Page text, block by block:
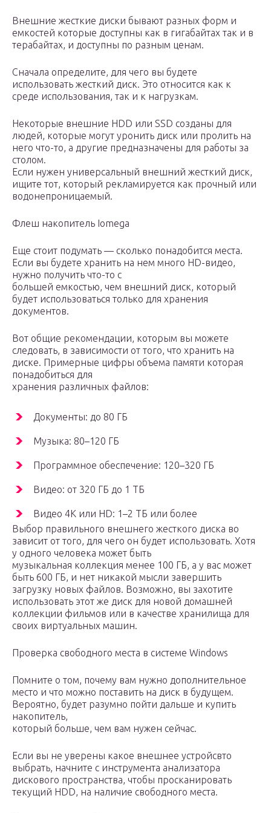
Внешние жесткие диски бывают разных форм и
емкостей которые доступны как в гигабайтах так и в
терабайтах, и доступны по разным ценам.
Сначала определите, для чего вы будете
использовать жесткий диск. Это относится как к
среде использования, так и к нагрузкам.
Некоторые внешние HDD или SSD созданы для
людей, которые могут уронить диск или пролить на
него что-то, а другие предназначены для работы за
столом.
Если нужен универсальный внешний жесткий диск,
ищите тот, который рекламируется как прочный или
водонепроницаемый.
Флеш накопитель Iomega
Еще стоит подумать — сколько понадобится места.
Если вы будете хранить на нем много HD-видео,
нужно получить что-то с
большей емкостью, чем внешний диск, который
будет использоваться только для хранения
документов.
Вот общие рекомендации, которым вы можете
следовать, в зависимости от того, что хранить на
диске. Примерные цифры объема памяти которая
понадобиться для
хранения различных файлов:
Документы: до 80 ГБ
Музыка: 80–120 ГБ
Программное обеспечение: 120–320 ГБ
Видео: от 320 ГБ до 1 ТБ
Видео 4K или HD: 1–2 ТБ или более
Выбор правильного внешнего жесткого диска во
зависит от того, для чего он будет использовать. Хотя
у одного человека может быть
музыкальная коллекция менее 100 ГБ, а у вас может
быть 600 ГБ, и нет никакой мысли завершить
загрузку новых файлов. Возможно, вы захотите
использовать этот же диск для новой домашней
коллекции фильмов или в качестве хранилища для
своих виртуальных машин.
Проверка свободного места в системе Windows
Помните о том, почему вам нужно дополнительное
место и что можно поставить на диск в будущем.
Вероятно, будет разумно пойти дальше и купить
накопитель,
который больше, чем вам нужен сейчас.
Если вы не уверены какое внешнее устройсвто
выбрать, начните с инструмента анализатора
дискового пространства, чтобы просканировать
текущий HDD, на наличие свободного места.